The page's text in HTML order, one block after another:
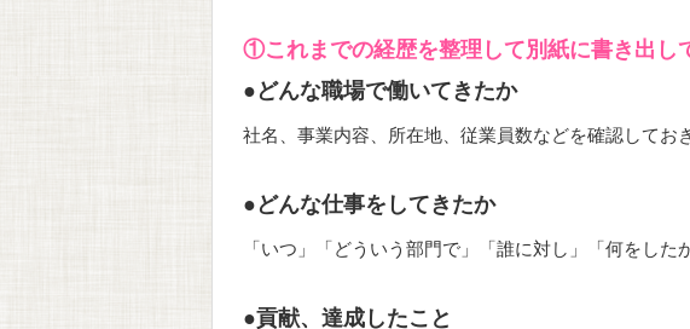
①これまでの経歴を整理して別紙に書き出し
●どんな職場で働いてきたか
社名、事業内容、所在地、従業員数などを確認してお
●どんな仕事をしてきたか
「いつ」「どういう部門で」「誰に対し」「何をした
●貢献、達成したこと